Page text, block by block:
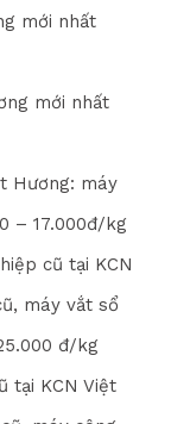
mới nhất
mới nhất
Hương: máy
– 17.000đ/kg
cũ tại KCN
máy vắt sổ
5.000 đ/kg
tại KCN Việt